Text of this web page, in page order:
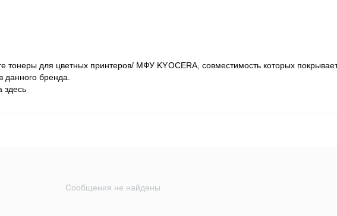
тонеры для цветных принтеров/ МФУ KYOCERA, совместимость которых
данного бренда.
здесь
Сообщения не найдены